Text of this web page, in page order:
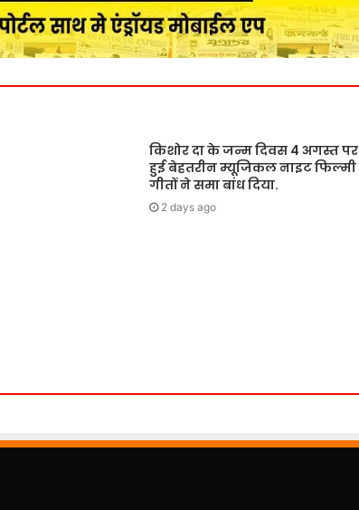
किशोर दा के जन्म दिवस 4 अगस्त पर
हुई बेहतरीन म्यूजिकल नाइट फिल्मी
गीतों ने समा बांध दिया.
2 days ago